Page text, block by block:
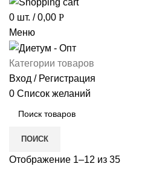
0 шт. / 0,00 Р
Меню
Категории товаров
Вход / Регистрация
0 Список желаний
ПОИСК
Отображение 1–12 из 35